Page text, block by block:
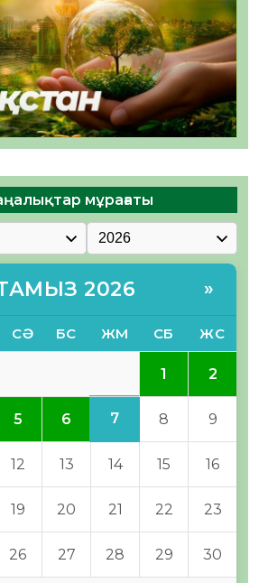
мұрағаты
2026 »
СӘ БС ЖМ СБ ЖС
1 2
5 6 7 8 9
12 13 14 15 16
19 20 21 22 23
26 27 28 29 30